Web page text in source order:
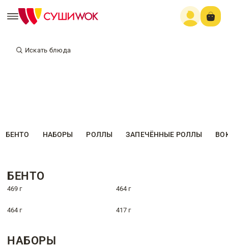
Искать блюда
БЕНТО НАБОРЫ РОЛЛЫ ЗАПЕЧЁННЫЕ РОЛЛЫ
БЕНТО
469 г 464 г
464 г 417 г
НАБОРЫ